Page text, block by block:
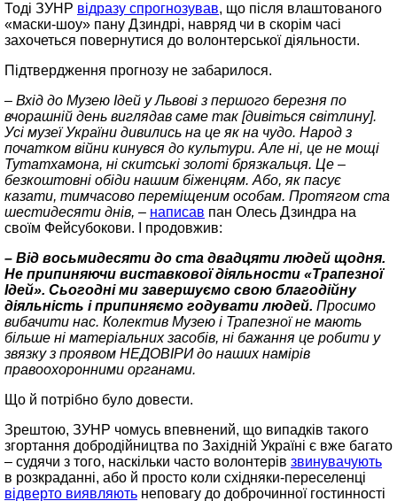
Тоді ЗУНР відразу спрогнозував, що після влаштованого
«маски‑шоу» пану Дзиндрі, навряд чи в скорім часі
захочеться повернутися до волонтерської діяльности.
Підтвердження прогнозу не забарилося.
– Вхід до Музею Ідей у Львові з першого березня по
вчорашній день виглядав саме так [дивіться світлину].
Усі музеї України дивились на це як на чудо. Народ з
початком війни кинувся до культури. Але ні, це не мощі
Тутатхамона, ні скитські золоті брязкальця. Це –
безкоштовні обіди нашим біженцям. Або, як пасує
казати, тимчасово переміщеним особам. Протягом ста
шестидесяти днів, – написав пан Олесь Дзиндра на
своїм Фейсубокови. І продовжив:
– Від восьмидесяти до ста двадцяти людей щодня.
Не припиняючи виставкової діяльности «Трапезної
Ідей». Сьогодні ми завершуємо свою благодійну
діяльність і припиняємо годувати людей. Просимо
вибачити нас. Колектив Музею і Трапезної не мають
більше ні матеріальних засобів, ні бажання це робити у
звязку з проявом НЕДОВІРИ до наших намірів
правоохоронними органами.
Що й потрібно було довести.
Зрештою, ЗУНР чомусь впевнений, що випадків такого
згортання добродійництва по Західній Україні є вже багато
– судячи з того, наскільки часто волонтерів звинувачують
в розкраданні, або й просто коли східняки‑переселенці
відверто виявляють неповагу до доброчинної гостинності